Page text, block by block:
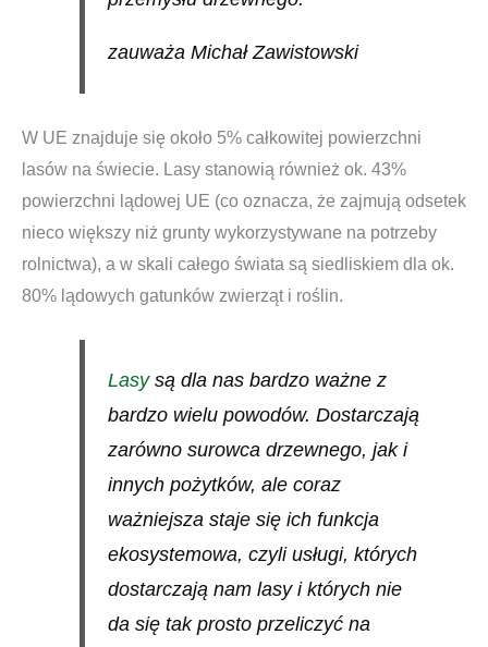
zauważa Michał Zawistowski
W UE znajduje się około 5% całkowitej powierzchni
lasów na świecie. Lasy stanowią również ok. 43%
powierzchni lądowej UE (co oznacza, że zajmują odsetek
nieco większy niż grunty wykorzystywane na potrzeby
rolnictwa), a w skali całego świata są siedliskiem dla ok.
80% lądowych gatunków zwierząt i roślin.
Lasysą dla nas bardzo ważne z
bardzo wielu powodów. Dostarczają
zarówno surowca drzewnego, jak i
innych pożytków, ale coraz
ważniejsza staje się ich funkcja
ekosystemowa, czyli usługi, których
dostarczają nam lasy i których nie
da się tak prosto przeliczyć na